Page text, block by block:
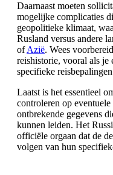
Daarnaast moeten
mogelijke complicaties
geopolitieke klimaat,
Rusland versus andere
ofAzië. Wees
reishistorie, vooral als je
specifieke
Laatst is het essentieel
controleren op
ontbrekende gegevens
kunnen leiden. Het
officiële orgaan dat de
volgen van hun